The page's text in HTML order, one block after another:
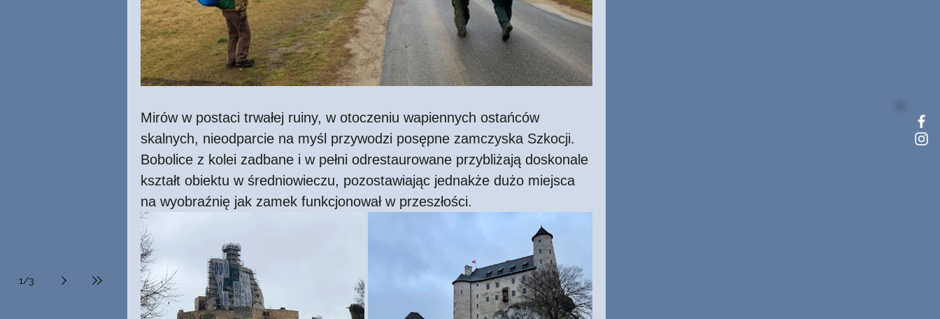
1/3
Mirów w postaci trwałej ruiny, w otoczeniu wapiennych ostańców
skalnych, nieodparcie na myśl przywodzi posępne zamczyska Szkocji.
Bobolice z kolei zadbane i w pełni odrestaurowane przybliżają doskonale
kształt obiektu w średniowieczu, pozostawiając jednakże dużo miejsca
na wyobraźnię jak zamek funkcjonował w przeszłości.